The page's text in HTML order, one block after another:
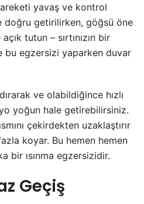
yavaş ve kontrol
doğru getirilirken, göğsü öne
tutun – sırtınızın bir
bu egzersizi yaparken duvar
ve olabildiğince hızlı
yoğun hale getirebilirsiniz.
çekirdekten uzaklaştırır
koyar. Bu hemen hemen
bir ısınma egzersizidir.
Geçiş